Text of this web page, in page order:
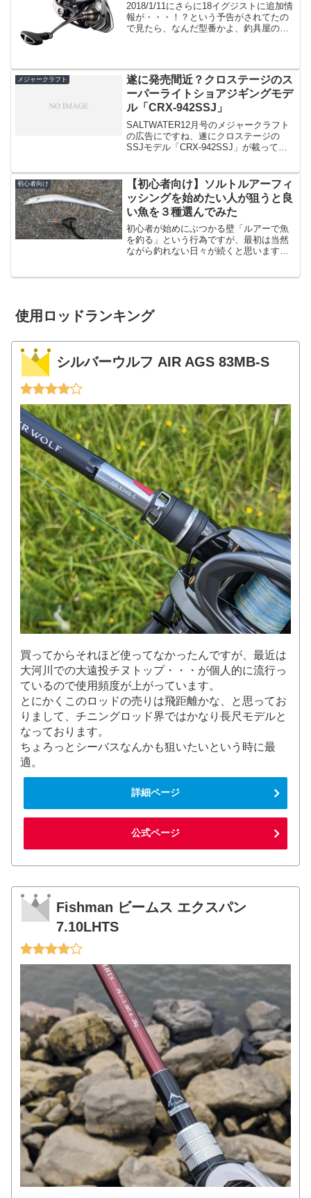
2018/1/11にさらに18イグジストに追加情
報が・・・！？という予告がされてたの
で見たら、なんだ型番かよ、釣具屋のサ
じゃん！と...
メジャークラフト
遂に発売間近？クロステージのス
ーパーライトショアジギングモデ
ル「CRX-942SSJ」
SALTWATER12月号のメジャークラフト
の広告にですね、遂にクロステージの
SSJモデル「CRX-942SSJ」が載ってい
「広告に記載」ということで、発売が近
い...
初心者向け
【初心者向け】ソルトルアーフィ
ッシングを始めたい人が狙うと良
い魚を３種選んでみた
初心者が始めにぶつかる壁「ルアーで魚
を釣る」という行為ですが、最初は当然
ながら釣れない日々が続くと思います。
使用ロッドランキング
シルバーウルフ AIR AGS 83MB-S
買ってからそれほど使ってなかったんですが、最近は
大河川での大遠投チヌトップ・・・が個人的に流行っ
ているので使用頻度が上がっています。
とにかくこのロッドの売りは飛距離かな、と思ってお
りまして、チニングロッド界ではかなり長尺モデルと
なっております。
ちょろっとシーバスなんかも狙いたいという時に最
適。
詳細ページ
公式ページ
Fishman ビームス エクスパン
7.10LHTS